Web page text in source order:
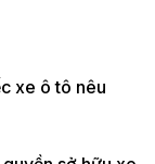
xe ô tô nêu